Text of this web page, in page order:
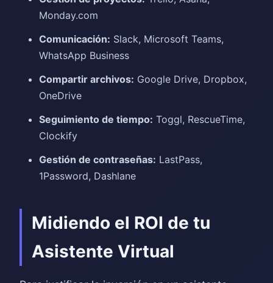
Monday.com
Comunicación: Slack, Microsoft Teams,
WhatsApp Business
Compartir archivos: Google Drive, Dropbox,
OneDrive
Seguimiento de tiempo: Toggl, RescueTime,
Clockify
Gestión de contraseñas: LastPass,
1Password, Dashlane
Midiendo el ROI de tu
Asistente Virtual